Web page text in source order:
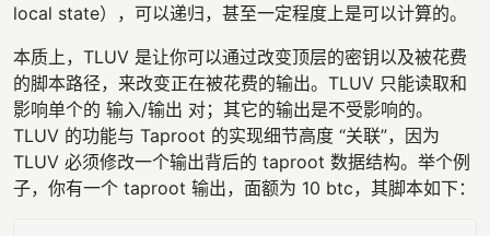
local state），可以递归，甚至一定程度上是可以计算的。
本质上，TLUV 是让你可以通过改变顶层的密钥以及被花费
的脚本路径，来改变正在被花费的输出。TLUV 只能读取和
影响单个的 输入/输出 对；其它的输出是不受影响的。
TLUV 的功能与 Taproot 的实现细节高度 “关联”，因为
TLUV 必须修改一个输出背后的 taproot 数据结构。举个例
子，你有一个 taproot 输出，面额为 10 btc，其脚本如下：